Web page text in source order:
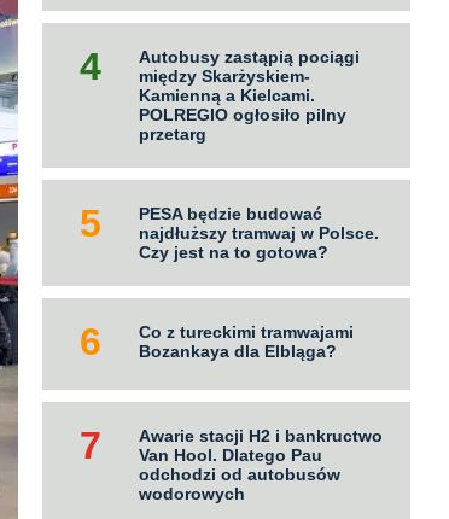
Autobusy zastąpią pociągi
między Skarżyskiem-
Kamienną a Kielcami.
POLREGIO ogłosiło pilny
przetarg
PESA będzie budować
najdłuższy tramwaj w Polsce.
Czy jest na to gotowa?
Co z tureckimi tramwajami
Bozankaya dla Elbląga?
Awarie stacji H2 i bankructwo
Van Hool. Dlatego Pau
odchodzi od autobusów
wodorowych